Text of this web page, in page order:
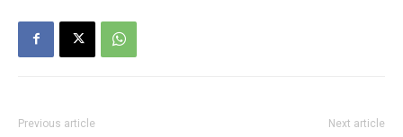
Previous article Next article